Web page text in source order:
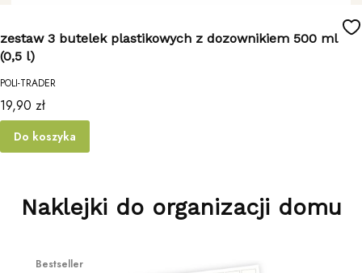
zestaw 3 butelek plastikowych z dozownikiem 500 ml
(0,5 l)
POLI-TRADER
Cena
19,90 zł
Do koszyka
Naklejki do organizacji domu
Bestseller